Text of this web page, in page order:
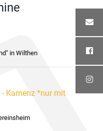
in Wilthen
Kamenz *nur mit